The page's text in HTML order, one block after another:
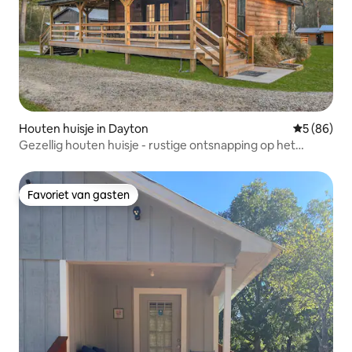
Houten huisje in Dayton
5 (86)
Gezellig houten huisje - rustige ontsnapping op het
Favoriet van gasten
Favoriet van gasten